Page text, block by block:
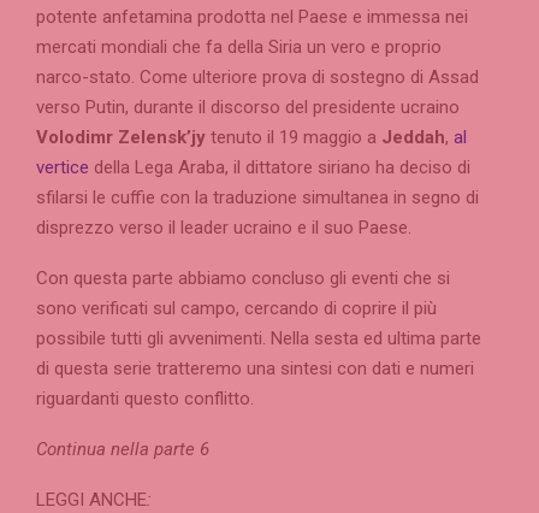
potente anfetamina prodotta nel Paese e immessa nei
mercati mondiali che fa della Siria un vero e proprio
narco-stato. Come ulteriore prova di sostegno di Assad
verso Putin, durante il discorso del presidente ucraino
Volodimr Zelensk’jy tenuto il 19 maggio a Jeddah, al
vertice della Lega Araba, il dittatore siriano ha deciso di
sfilarsi le cuffie con la traduzione simultanea in segno di
disprezzo verso il leader ucraino e il suo Paese.
Con questa parte abbiamo concluso gli eventi che si
sono verificati sul campo, cercando di coprire il più
possibile tutti gli avvenimenti. Nella sesta ed ultima parte
di questa serie tratteremo una sintesi con dati e numeri
riguardanti questo conflitto.
Continua nella parte 6
LEGGI ANCHE: